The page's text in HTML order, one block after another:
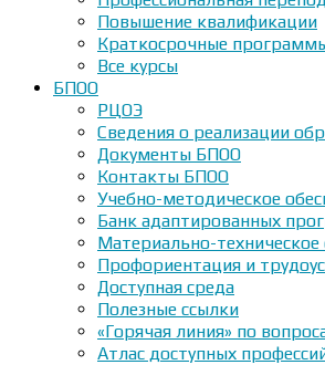
Повышение квалификации
Краткосрочные
Все курсы
БПОО
РЦОЭ
Сведения о реализации
Документы БПОО
Контакты БПОО
Учебно-методическое
Банк адаптированных
Материально-техническое
Профориентация и
Доступная среда
Полезные ссылки
«Горячая линия» по
Атлас доступных